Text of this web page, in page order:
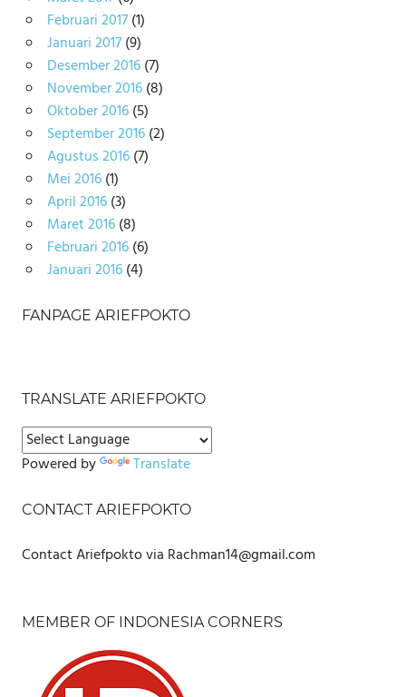
Februari 2017(1)
Januari 2017(9)
Desember 2016(7)
November 2016(8)
Oktober 2016(5)
September 2016(2)
Agustus 2016(7)
Mei 2016(1)
April 2016(3)
Maret 2016(8)
Februari 2016(6)
Januari 2016(4)
FANPAGE ARIEFPOKTO
TRANSLATE ARIEFPOKTO
Powered by Translate
CONTACT ARIEFPOKTO
Contact Ariefpokto via Rachman14@gmail.com
MEMBER OF INDONESIA CORNERS